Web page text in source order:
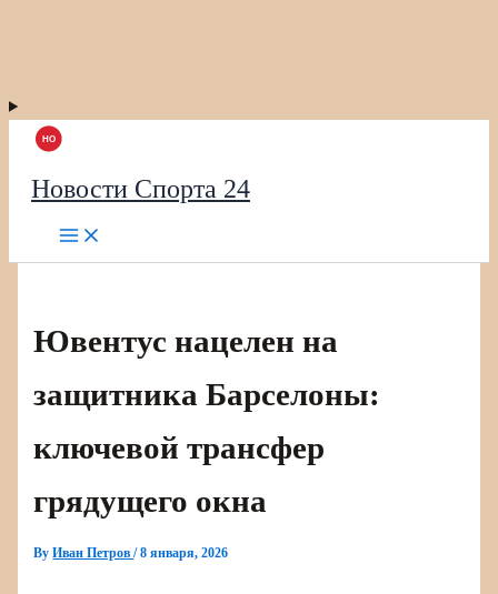
Новости Спорта 24
Ювентус нацелен на
защитника Барселоны:
ключевой трансфер
грядущего окна
ByИван Петров/8 января, 2026